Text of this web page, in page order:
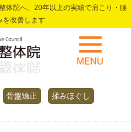
体院へ。20年以上の実績で肩こり・腰
を改善します
骨盤矯正 揉みほぐし